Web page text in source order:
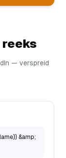
reeks
— verspreid
&amp;